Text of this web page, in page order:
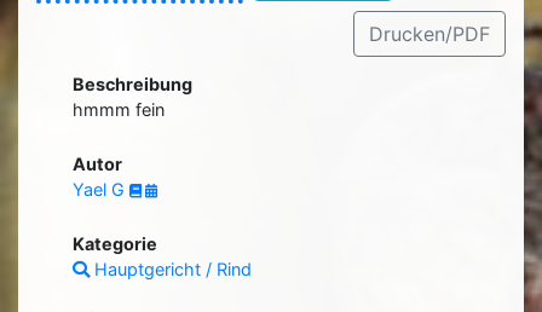
Drucken/PDF
Beschreibung
hmmm fein
Autor
Yael G
Kategorie
Hauptgericht / Rind